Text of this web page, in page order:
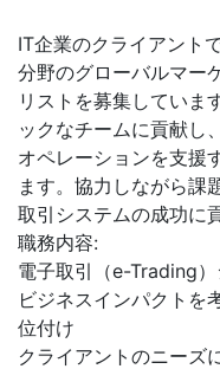
IT企業のクライアント
分野のグローバルマー
リストを募集していま
ックなチームに貢献し
オペレーションを支援
ます。協力しながら課
取引システムの成功に
職務内容:
電子取引（e-Trading
ビジネスインパクトを
位付け
クライアントのニーズ